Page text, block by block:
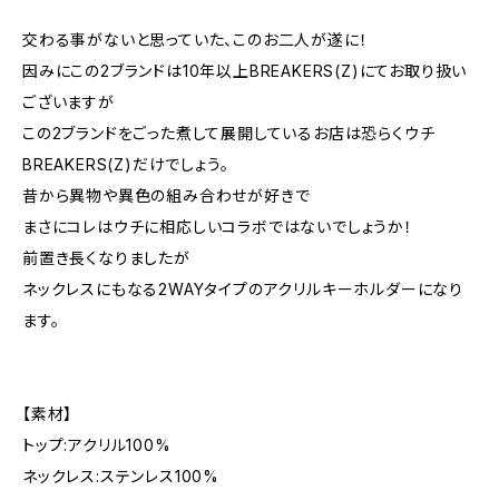
交わる事がないと思っていた、このお二人が遂に！
因みにこの2ブランドは10年以上BREAKERS(Z)にてお取り扱い
ございますが
この2ブランドをごった煮して展開しているお店は恐らくウチ
BREAKERS(Z)だけでしょう。
昔から異物や異色の組み合わせが好きで
まさにコレはウチに相応しいコラボではないでしょうか！
前置き長くなりましたが
ネックレスにもなる2WAYタイプのアクリルキーホルダーになり
ます。
【素材】
トップ:アクリル100%
ネックレス:ステンレス100%